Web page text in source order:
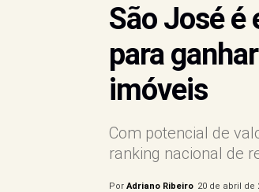
São José é
para
imóveis
Com potencial de
ranking nacional de
Por Adriano Ribeiro 20 de abril de